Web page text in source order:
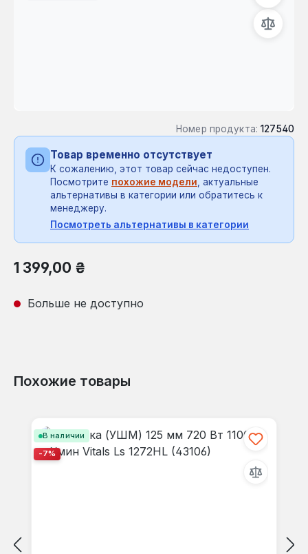
Номер продукта: 127540
Товар временно отсутствует
К сожалению, этот товар сейчас недоступен.
Посмотрите похожие модели, актуальные
альтернативы в категории или обратитесь к
менеджеру.
Посмотреть альтернативы в категории
Обычная цена:
1 399,00 ₴
Больше не доступно
Похожие товары
В наличии
-7%